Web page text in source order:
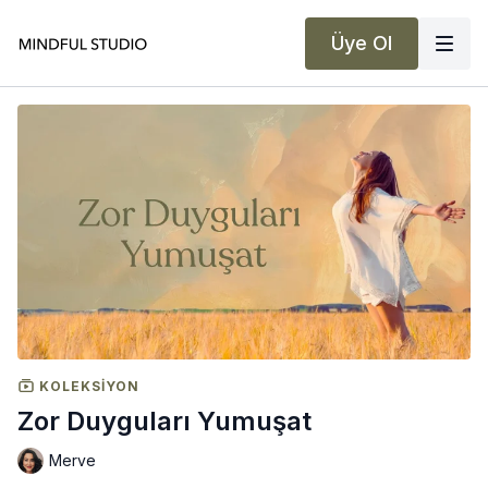
Üye Ol
KOLEKSIYON
Zor Duyguları Yumuşat
Merve